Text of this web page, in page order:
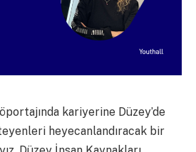
kariyerine Düzey’de
heyecanlandıracak bir